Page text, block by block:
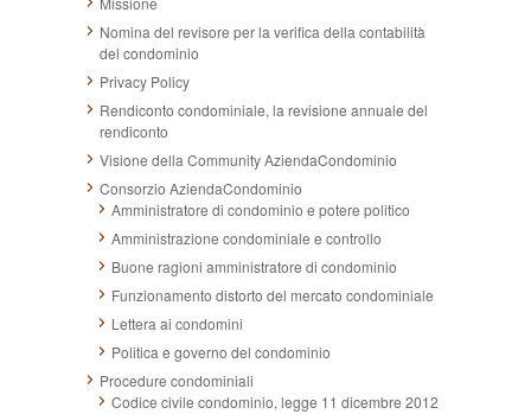
Nomina del revisore per la verifica della contabilità
del condominio
Privacy Policy
Rendiconto condominiale, la revisione annuale del
rendiconto
Visione della Community AziendaCondominio
Consorzio AziendaCondominio
Amministratore di condominio e potere politico
Amministrazione condominiale e controllo
Buone ragioni amministratore di condominio
Funzionamento distorto del mercato condominiale
Lettera ai condomini
Politica e governo del condominio
Procedure condominiali
Codice civile condominio, legge 11 dicembre 2012